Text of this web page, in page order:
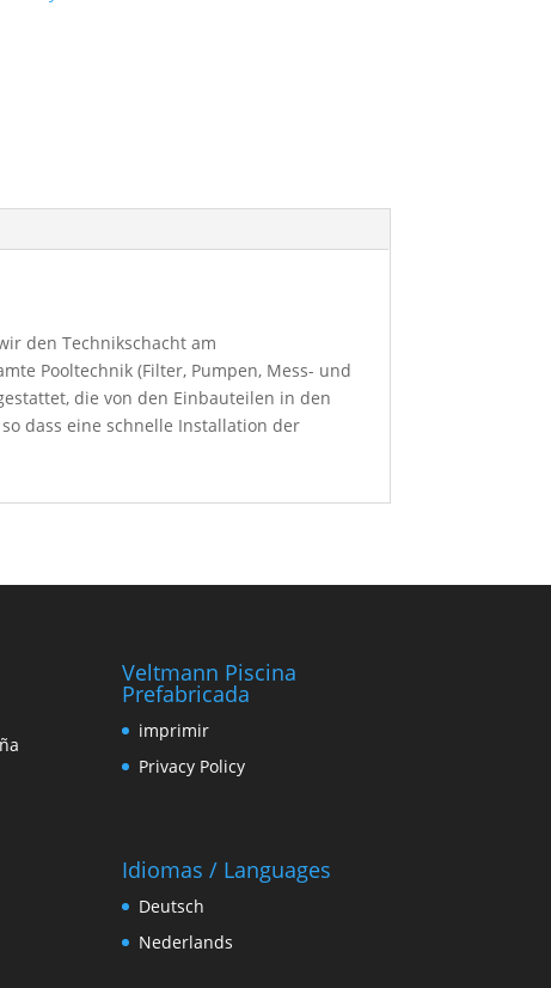
den Technikschacht am
Pooltechnik (Filter, Pumpen, Mess- und
die von den Einbauteilen in den
dass eine schnelle Installation der
Veltmann Piscina
Prefabricada
imprimir
Privacy Policy
Idiomas / Languages
Deutsch
Nederlands